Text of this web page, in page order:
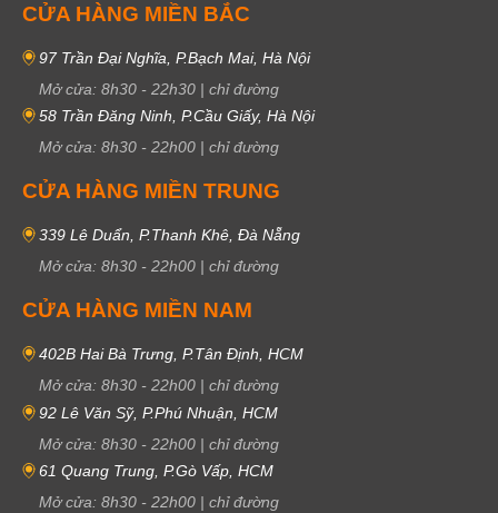
CỬA HÀNG MIỀN BẮC
97 Trần Đại Nghĩa, P.Bạch Mai, Hà Nội
Mở cửa: 8h30 - 22h30 | chỉ đường
58 Trần Đăng Ninh, P.Cầu Giấy, Hà Nội
Mở cửa: 8h30 - 22h00 | chỉ đường
CỬA HÀNG MIỀN TRUNG
339 Lê Duẩn, P.Thanh Khê, Đà Nẵng
Mở cửa: 8h30 - 22h00 | chỉ đường
CỬA HÀNG MIỀN NAM
402B Hai Bà Trưng, P.Tân Định, HCM
Mở cửa: 8h30 - 22h00 | chỉ đường
92 Lê Văn Sỹ, P.Phú Nhuận, HCM
Mở cửa: 8h30 - 22h00 | chỉ đường
61 Quang Trung, P.Gò Vấp, HCM
Mở cửa: 8h30 - 22h00 | chỉ đường